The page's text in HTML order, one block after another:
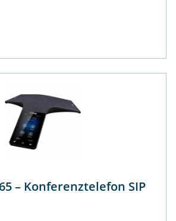
Yealink CP965 – Konferenztelefon SIP